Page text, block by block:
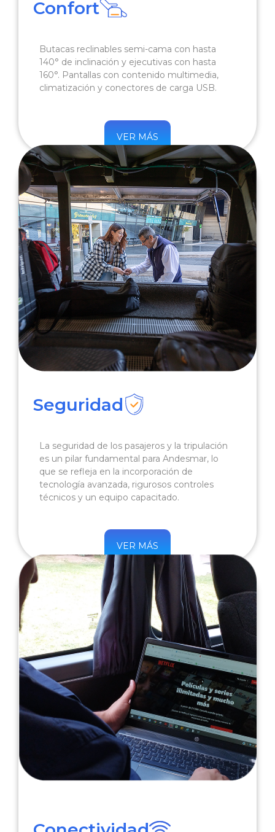
Confort
Butacas reclinables semi-cama con hasta
140° de inclinación y ejecutivas con hasta
160°. Pantallas con contenido multimedia,
climatización y conectores de carga USB.
VER MÁS
Seguridad
La seguridad de los pasajeros y la tripulación
es un pilar fundamental para Andesmar, lo
que se refleja en la incorporación de
tecnología avanzada, rigurosos controles
técnicos y un equipo capacitado.
VER MÁS